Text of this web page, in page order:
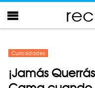
Curiosidades
¡Jamás